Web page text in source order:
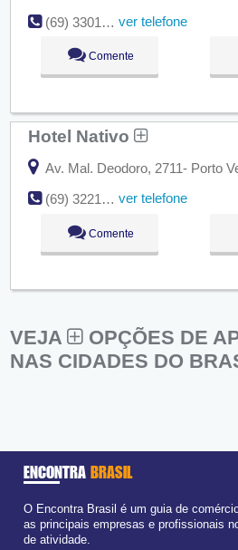
(69) 3301-3390
ver telefone
Comente
Hotel Nativo
Av. Mal. Deodoro, 2711- Porto
(69) 3221-5244
ver telefone
Comente
VEJA
OPÇÕES DE
NAS CIDADES DO
ENCONTRA BRASIL
O Encontra Brasil é um guia de
as principais empresas e profissionais
de atividade.